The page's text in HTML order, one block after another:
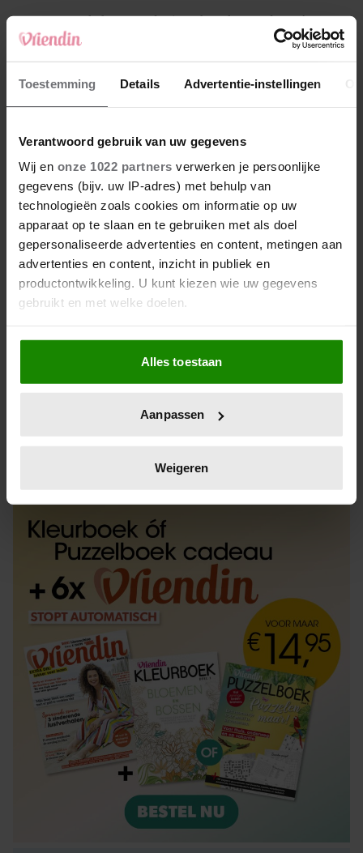
Toestemming Details Advertentie-instellingen
Verantwoord gebruik van uw gegevens
Wij en onze 1022 partners verwerken je persoonlijke
gegevens (bijv. uw IP-adres) met behulp van
technologieën zoals cookies om informatie op uw
apparaat op te slaan en te gebruiken met als doel
gepersonaliseerde advertenties en content, metingen aan
advertenties en content, inzicht in publiek en
productontwikkeling. U kunt kiezen wie uw gegevens
gebruikt en met welke doelen.
Als u het toestaat, willen we ook graag:
Informatie verzamelen over uw geografische
locatie, die tot een paar meter nauwkeurig kan zijn
scannen op specifieke eigenschappen (fingerprinting)
verwerkt en stel uw voorkeuren in het
intrekken in de Cookieverklaring.
We gebruiken cookies om content en advertenties te
personaliseren, om functies voor social media te bieden
en om ons websiteverkeer te analyseren. Ook delen we
informatie over uw gebruik van onze site met onze
partners voor social media, adverteren en analyse. Deze
partners kunnen deze gegevens combineren met andere
informatie die u aan ze heeft verstrekt of die ze hebben
verzameld op basis van uw gebruik van hun services. U
gaat akkoord met onze cookies als u onze website blijft
gebruiken.
Alles toestaan
Aanpassen
Weigeren
4 Makelaar Mandy: ‘Een bericht van de BN’er.
Een foto. Mijn lijf reageert’
5 Makelaar Mandy: ‘Vrijdagavond belde Bart.
Hij sprak eng kalm’
Nieuw